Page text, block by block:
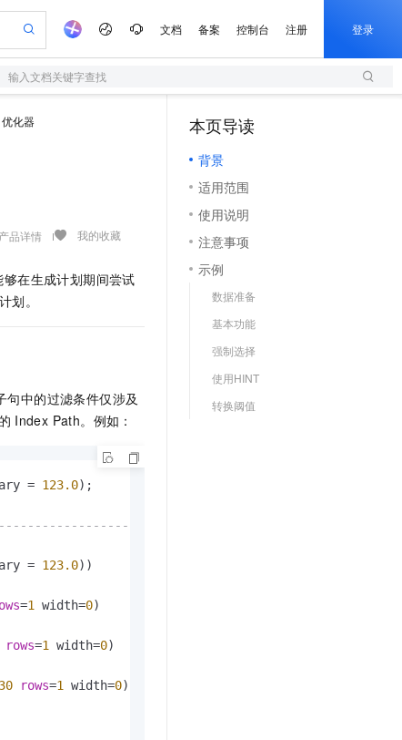
文档 备案 控制台 注册 登录
输入文档关键字查找
优化器
产品详情 我的收藏
在生成计划期间尝试
划。
句中的过滤条件仅涉及
的 Index Path。例如：
= 123.0);
= 123.0))
=1 width=0)
rows=1 width=0)
rows=1 width=0)
本页导读
背景
适用范围
使用说明
注意事项
示例
数据准备
基本功能
强制选择
使用HINT
转换阈值
台百炼
生成
1.1-T2V
腻的高质量视频
文戏情感细腻自然，动作戏激烈拳拳到肉，实现更强表演能力
语音识别与合成
Qwen3-TTS-Flash
用
能体编程平台
能体编程平台
轻量应用服务器
数字证书管理服务（原SSL证书）
实现全站HTTPS，呈现可信的WEB访问
短信服务
从聊天伙伴进化为能主动干活的本地数字员工
业门户网站
一句话生成原生可编辑精美 PPT 文稿
输入一句话想法, 轻松生成专业的 PPT
一键部署幻兽帕鲁游戏服务器
一键购买专属联机服务器，轻松开启游戏
漫剧工坊：一站式动画创作平台
快速生产连贯的高质量长漫剧
高效部署网站，快速应用到小程序
成，高效打造优质广告素材
AI 活动
AI 生产力先锋
先锋实践拓展 AI 生产力的边界
飞天发布时刻
所见，即是所愿
AI 实训营
从基础到进阶，Agent 创客手把手教你
覆盖90%+业务场景，专享组合折扣价
阿里云 OPC 创新助力计划
Token 补贴，五大权
益加速 OPC 成功
专业服务
公司注册
上云迁移
计划
Cloud ISV 合作
服务伙伴合作计划
Al MaaS 服务伙伴赋能合作
伙伴信用分合作计划
更多支持
合作伙伴培训与认证
查询合作伙伴
登录合作伙伴管理后台
开发者社区
镜像站
我要反馈
加入我们
校园招聘